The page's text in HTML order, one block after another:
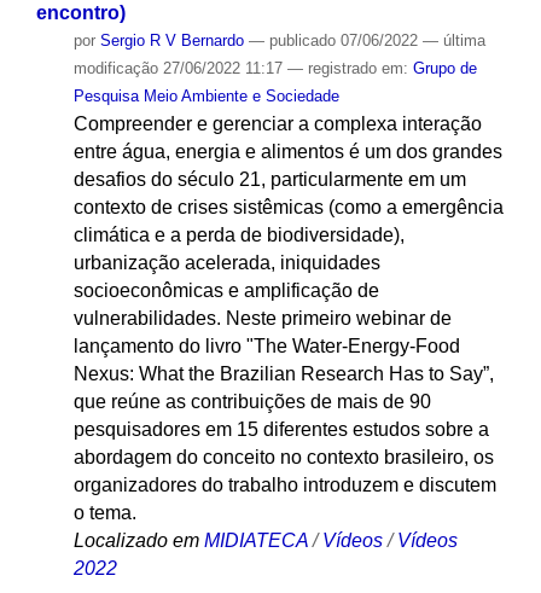
encontro)
por Sergio R V Bernardo — publicado07/06/2022 — última
modificação27/06/2022 11:17 — registrado em: Grupo de
Pesquisa Meio Ambiente e Sociedade
Compreender e gerenciar a complexa interação
entre água, energia e alimentos é um dos grandes
desafios do século 21, particularmente em um
contexto de crises sistêmicas (como a emergência
climática e a perda de biodiversidade),
urbanização acelerada, iniquidades
socioeconômicas e amplificação de
vulnerabilidades. Neste primeiro webinar de
lançamento do livro "The Water-Energy-Food
Nexus: What the Brazilian Research Has to Say”,
que reúne as contribuições de mais de 90
pesquisadores em 15 diferentes estudos sobre a
abordagem do conceito no contexto brasileiro, os
organizadores do trabalho introduzem e discutem
o tema.
Localizado em MIDIATECA /Vídeos /Vídeos
2022